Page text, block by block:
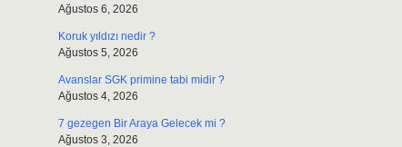
Ağustos 6, 2026
Koruk yıldızı nedir ?
Ağustos 5, 2026
Avanslar SGK primine tabi midir ?
Ağustos 4, 2026
7 gezegen Bir Araya Gelecek mi ?
Ağustos 3, 2026